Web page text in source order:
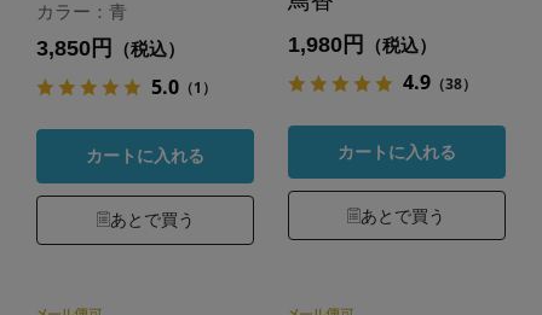
カラー：青
3,850円 （税込）
5.0（1）
カートに入れる
あとで買う
1,980円 （税込）
4.9（38）
カートに入れる
あとで買う